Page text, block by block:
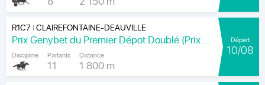
R1C7 |CLAIREFONTAINE-DEAUVILLE
Prix Genybet du Premier Dépot Doublé (Prix The Wonder)
Discipline Partants
11
Distance
1 800 m
Départ
10/08